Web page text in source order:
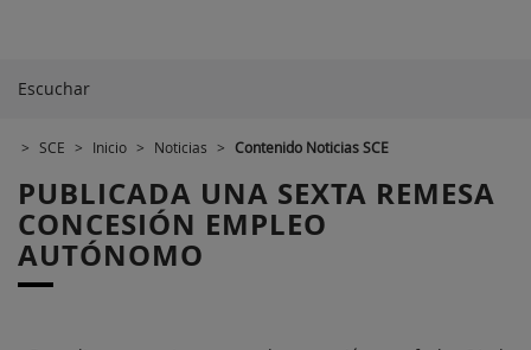
Escuchar
> SCE > Inicio > Noticias > Contenido Noticias SCE
PUBLICADA UNA SEXTA REMESA
CONCESIÓN EMPLEO
AUTÓNOMO